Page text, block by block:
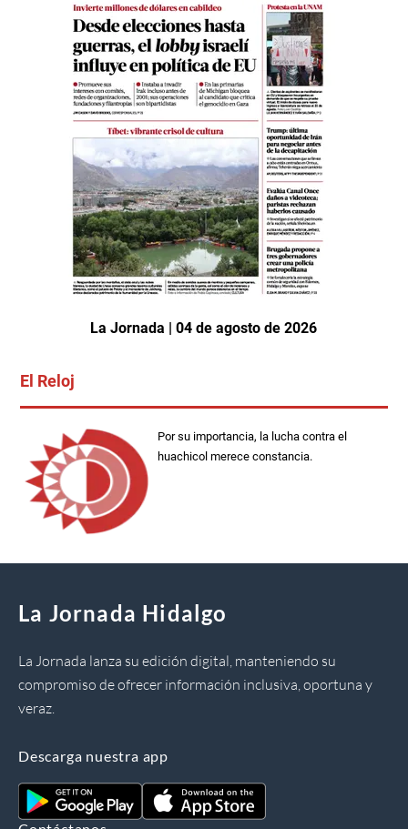
La Jornada | 04 de agosto de 2026
El Reloj
Por su importancia, la lucha contra el
huachicol merece constancia.
La Jornada Hidalgo
La Jornada lanza su edición digital, manteniendo su
compromiso de ofrecer información inclusiva, oportuna y
veraz.
Descarga nuestra app